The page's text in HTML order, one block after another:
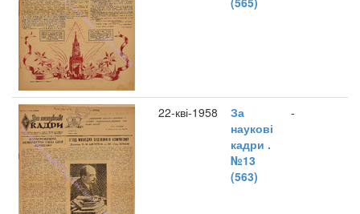
22-кві-1958
За
наукові
кадри .
№13
(563)
-